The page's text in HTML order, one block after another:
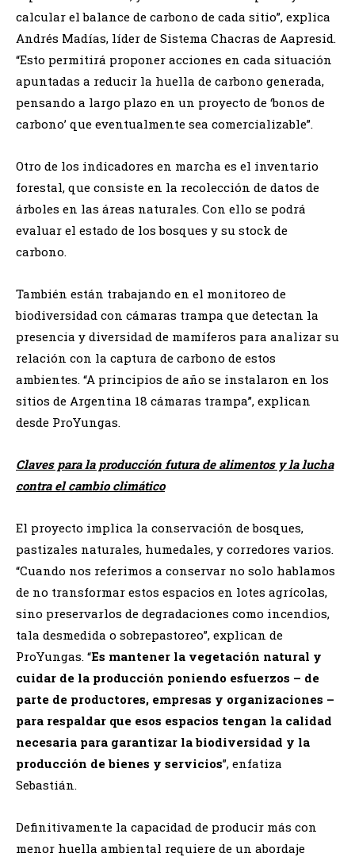
calcular el balance de carbono de cada sitio”, explica
Andrés Madías, líder de Sistema Chacras de Aapresid.
“Esto permitirá proponer acciones en cada situación
apuntadas a reducir la huella de carbono generada,
pensando a largo plazo en un proyecto de ‘bonos de
carbono’ que eventualmente sea comercializable”.
Otro de los indicadores en marcha es el inventario
forestal, que consiste en la recolección de datos de
árboles en las áreas naturales. Con ello se podrá
evaluar el estado de los bosques y su stock de
carbono.
También están trabajando en el monitoreo de
biodiversidad con cámaras trampa que detectan la
presencia y diversidad de mamíferos para analizar su
relación con la captura de carbono de estos
ambientes. “A principios de año se instalaron en los
sitios de Argentina 18 cámaras trampa”, explican
desde ProYungas.
Claves para la producción futura de alimentos y la lucha
contra el cambio climático
El proyecto implica la conservación de bosques,
pastizales naturales, humedales, y corredores varios.
“Cuando nos referimos a conservar no solo hablamos
de no transformar estos espacios en lotes agrícolas,
sino preservarlos de degradaciones como incendios,
tala desmedida o sobrepastoreo”, explican de
ProYungas. “Es mantener la vegetación natural y
cuidar de la producción poniendo esfuerzos – de
parte de productores, empresas y organizaciones –
para respaldar que esos espacios tengan la calidad
necesaria para garantizar la biodiversidad y la
producción de bienes y servicios”, enfatiza
Sebastián.
Definitivamente la capacidad de producir más con
menor huella ambiental requiere de un abordaje